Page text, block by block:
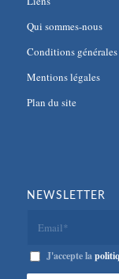
Qui sommes-nous
Conditions
Mentions légales
Plan du site
NEWSLETTER
J'accepte la